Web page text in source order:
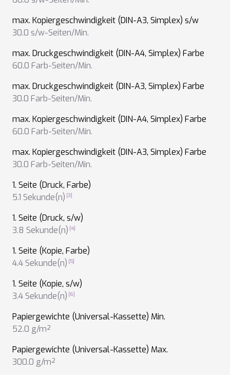
max. Kopiergeschwindigkeit (DIN-A3, Simplex) s/w
30.0 s/w-Seiten/Min.
max. Druckgeschwindigkeit (DIN-A4, Simplex) Farbe
60.0 Farb-Seiten/Min.
max. Druckgeschwindigkeit (DIN-A3, Simplex) Farbe
30.0 Farb-Seiten/Min.
max. Kopiergeschwindigkeit (DIN-A4, Simplex) Farbe
60.0 Farb-Seiten/Min.
max. Kopiergeschwindigkeit (DIN-A3, Simplex) Farbe
30.0 Farb-Seiten/Min.
1. Seite (Druck, Farbe)
5.1 Sekunde(n)
1. Seite (Druck, s/w)
3.8 Sekunde(n)
1. Seite (Kopie, Farbe)
4.4 Sekunde(n)
1. Seite (Kopie, s/w)
3.4 Sekunde(n)
Papiergewichte (Universal-Kassette) Min.
52.0 g/m²
Papiergewichte (Universal-Kassette) Max.
300.0 g/m²